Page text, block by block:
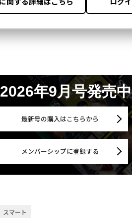
2026年9月号発売中
最新号の購入はこちらから
メンバーシップに登録する
スマート